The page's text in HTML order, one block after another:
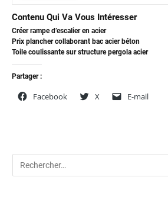
Contenu Qui Va Vous Intéresser
Créer rampe d’escalier en acier
Prix plancher collaborant bac acier béton
Toile coulissante sur structure pergola acier
Partager :
Facebook X E-mail